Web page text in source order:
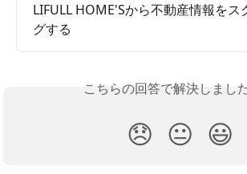
LIFULL HOME'Sから不動産情報をス
グする
こちらの回答で解決しまし
😞 😐 😃